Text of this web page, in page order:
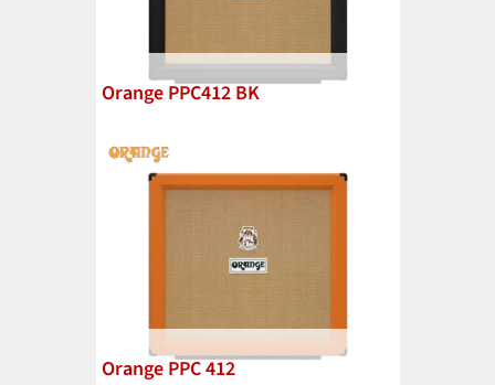
Orange PPC412 BK
Orange PPC 412